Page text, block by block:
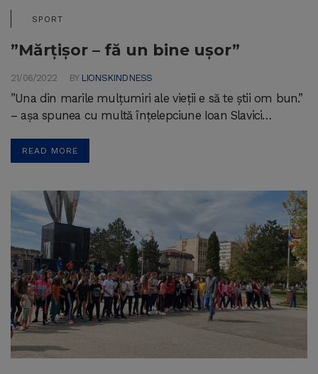
SPORT
”Mărțișor – fă un bine ușor”
21/06/2022 BY LIONSKINDNESS
”Una din marile mulțumiri ale vieții e să te știi om bun.”
– așa spunea cu multă înțelepciune Ioan Slavici…
READ MORE